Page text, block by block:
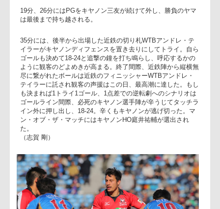
た者同士のもつ因縁を感じさせる雰囲気があった。開始早々2
分、近鉄の圧力が増し一気にゴールライン付近の密集を形成
ノンオフサイドからのPGを近鉄SO重光が慎重に決めて11-
17。流れを引き戻したいキヤノン、13分にはNO.8アダム・ト
ムソンが巨体を見事にコントロールして近鉄ディフェンスを
弄しトライ。三友のゴール成功で11-24とキヤノンが再び突き
放す。
19分、26分にはPGをキヤノン三友が続けて外し、勝負のヤマ
は最後まで持ち越される。
35分には、後半から出場した近鉄の切り札WTBアンドレ・テ
ゴールも決めて18-24と追撃の鐘を打ち鳴らし、呼応するかの
ように観客のどよめきが高まる。終了間際、近鉄陣から縦横
尽に繋がれたボールは近鉄のフィニッシャーWTBアンドレ・
テイラーに託され観客の声援はこの日、最高潮に達した。も
も決まれば1トライ1ゴール、1点差での逆転劇へのシナリオは
ゴールライン間際、必死のキヤノン選手陣が辛うじてタッチ